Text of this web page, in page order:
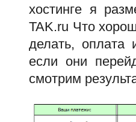
хостинге я
TAK.ru Что
делать, оплата
если они
смотрим